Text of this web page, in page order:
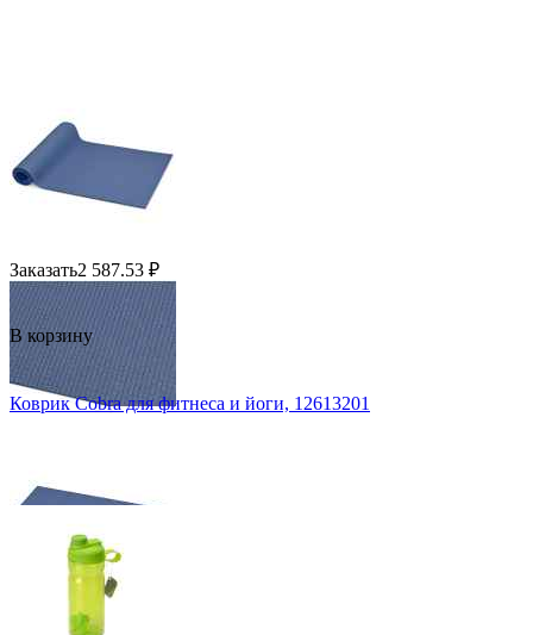
Заказать2 587.53 ₽
В корзину
Коврик Cobra для фитнеса и йоги, 12613201